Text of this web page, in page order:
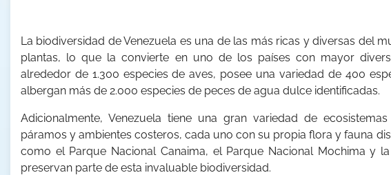
La biodiversidad de Venezuela es una de las más ricas y diversas del
plantas, lo que la convierte en uno de los países con mayor
alrededor de 1.300 especies de aves, posee una variedad de 400
albergan más de 2.000 especies de peces de agua dulce identificadas.
Adicionalmente, Venezuela tiene una gran variedad de
páramos y ambientes costeros, cada uno con su propia flora y fauna
como el Parque Nacional Canaima, el Parque Nacional Mochima y
preservan parte de esta invaluable biodiversidad.